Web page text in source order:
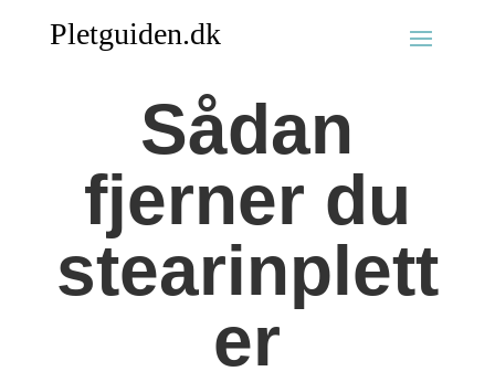
Sådan
fjerner du
stearinplett
er